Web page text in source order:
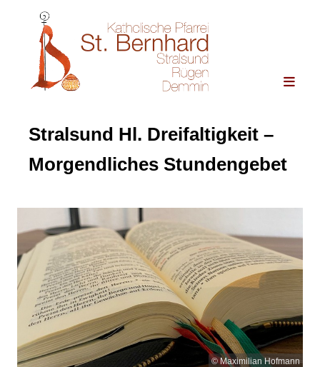
Stralsund Hl. Dreifaltigkeit –
Morgendliches Stundengebet
© Maximilian Hofmann